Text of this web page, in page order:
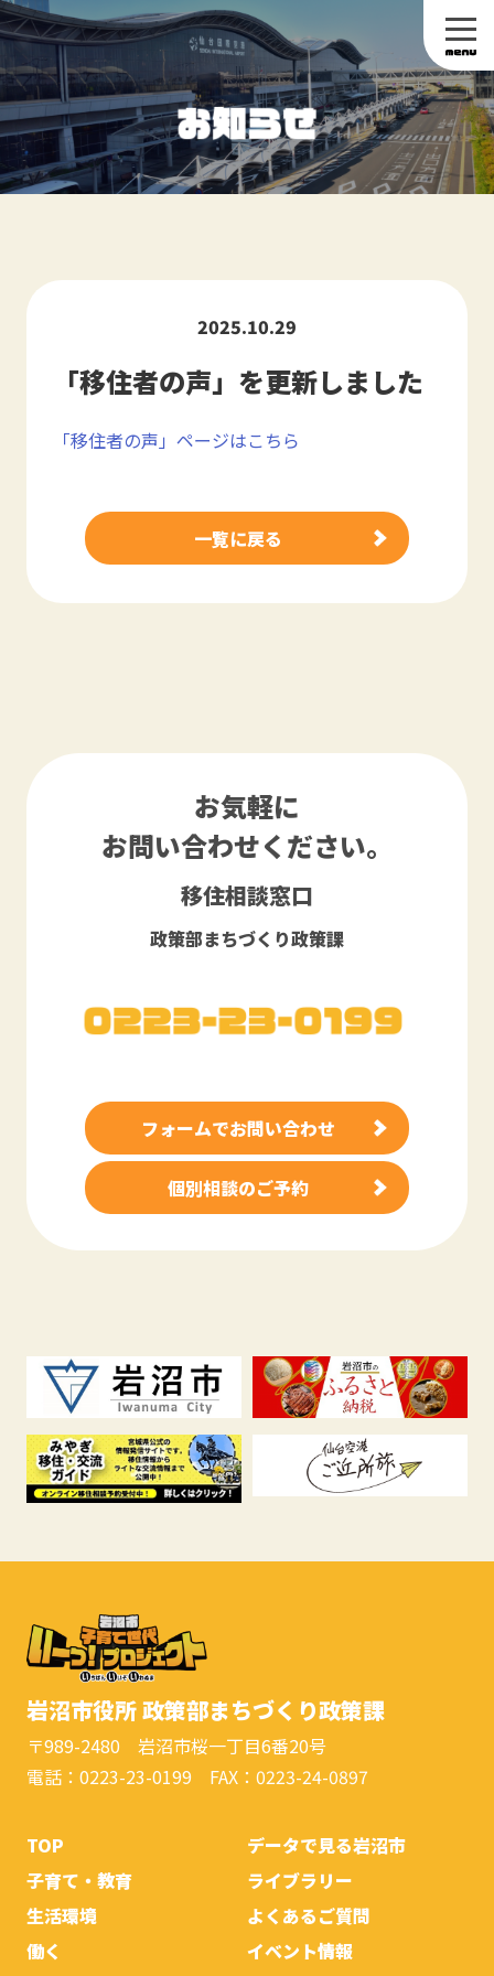
2025.10.29
「移住者の声」を更新しました
「移住者の声」ページはこちら
一覧に戻る
お気軽に
お問い合わせください。
移住相談窓口
政策部まちづくり政策課
フォームでお問い合わせ
個別相談のご予約
岩沼市役所 政策部まちづくり政策課
〒989-2480 岩沼市桜一丁目6番20号
電話：0223-23-0199 FAX：0223-24-0897
TOP
子育て・教育
生活環境
働く
データで見る岩沼市
ライブラリー
よくあるご質問
イベント情報